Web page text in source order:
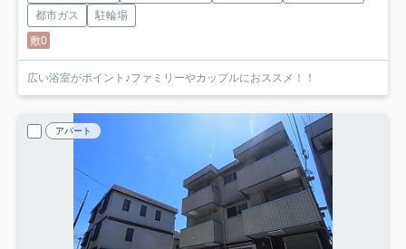
都市ガス
駐輪場
敷0
広い浴室がポイント♪ファミリーやカップルにおススメ！！
アパート